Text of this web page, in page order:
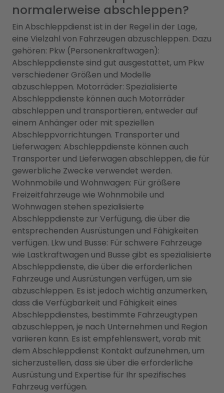
normalerweise abschleppen?
Ein Abschleppdienst ist in der Regel in der Lage,
eine Vielzahl von Fahrzeugen abzuschleppen. Dazu
gehören: Pkw (Personenkraftwagen):
Abschleppdienste sind gut ausgestattet, um Pkw
verschiedener Größen und Modelle
abzuschleppen. Motorräder: Spezialisierte
Abschleppdienste können auch Motorräder
abschleppen und transportieren, entweder auf
einem Anhänger oder mit speziellen
Abschleppvorrichtungen. Transporter und
Lieferwagen: Abschleppdienste können auch
Transporter und Lieferwagen abschleppen, die für
gewerbliche Zwecke verwendet werden.
Wohnmobile und Wohnwagen: Für größere
Freizeitfahrzeuge wie Wohnmobile und
Wohnwagen stehen spezialisierte
Abschleppdienste zur Verfügung, die über die
entsprechenden Ausrüstungen und Fähigkeiten
verfügen. Lkw und Busse: Für schwere Fahrzeuge
wie Lastkraftwagen und Busse gibt es spezialisierte
Abschleppdienste, die über die erforderlichen
Fahrzeuge und Ausrüstungen verfügen, um sie
abzuschleppen. Es ist jedoch wichtig anzumerken,
dass die Verfügbarkeit und Fähigkeit eines
Abschleppdienstes, bestimmte Fahrzeugtypen
abzuschleppen, je nach Unternehmen und Region
variieren kann. Es ist empfehlenswert, vorab mit
dem Abschleppdienst Kontakt aufzunehmen, um
sicherzustellen, dass sie über die erforderliche
Ausrüstung und Expertise für Ihr spezifisches
Fahrzeug verfügen.